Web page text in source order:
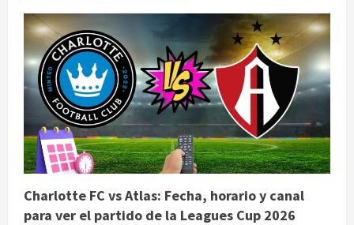
Charlotte FC vs Atlas: Fecha, horario y canal
para ver el partido de la Leagues Cup 2026